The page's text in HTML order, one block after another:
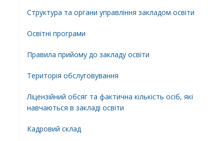
Структура та органи управління закладом освіти
Освiтнi програми
Правила прийому до закладу освіти
Територiя обслуговування
Ліцензійний обсяг та фактична кількість осіб, які
навчаються в закладі освіти
Кадровий склад